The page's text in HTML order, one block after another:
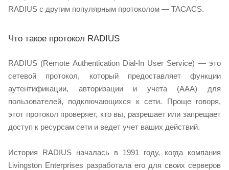
RADIUS с другим популярным протоколом — TACACS.
Что такое протокол RADIUS
RADIUS (Remote Authentication Dial-In User Service) — это
сетевой протокол, который предоставляет функции
аутентификации, авторизации и учета (AAA) для
пользователей, подключающихся к сети. Проще говоря,
этот протокол проверяет, кто вы, разрешает или запрещает
доступ к ресурсам сети и ведет учет ваших действий.
История RADIUS началась в 1991 году, когда компания
Livingston Enterprises разработала его для своих серверов